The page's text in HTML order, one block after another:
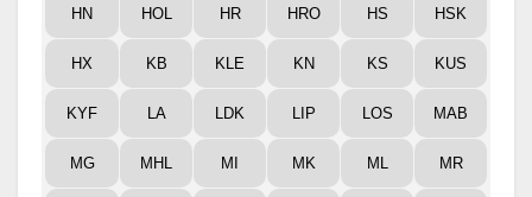
HN HOL HR HRO HS HSK
HX KB KLE KN KS KUS
KYF LA LDK LIP LOS MAB
MG MHL MI MK ML MR